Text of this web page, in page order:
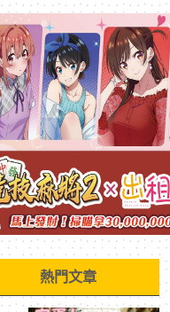
熱門文章